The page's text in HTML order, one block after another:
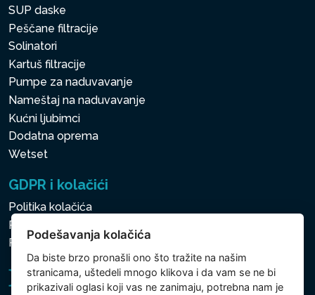
SUP daske
Peščane filtracije
Solinatori
Kartuš filtracije
Pumpe za naduvavanje
Nameštaj na naduvavanje
Kućni ljubimci
Dodatna oprema
Wetset
GDPR i kolačići
Politika kolačića
Politika zaštite ličnih i drugih obrađivanih podataka
Politika kolačića
Podešavanja kolačića
Da biste brzo pronašli ono što tražite na našim
stranicama, uštedeli mnogo klikova i da vam se ne bi
prikazivali oglasi koji vas ne zanimaju, potrebna nam je